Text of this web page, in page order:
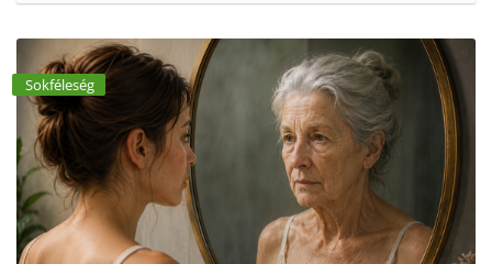
Sokféleség